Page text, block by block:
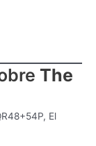
The
El